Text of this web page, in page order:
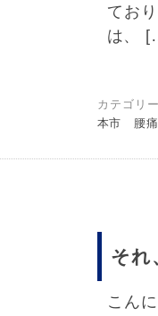
てお
は、
カテゴリー
本市 腰痛
それ
こん